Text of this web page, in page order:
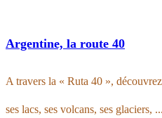
Argentine, la route 40
A travers la « Ruta 40 »,
ses lacs, ses volcans, ses glaciers,